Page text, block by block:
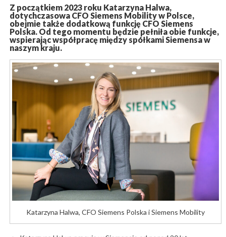
Z początkiem 2023 roku Katarzyna Halwa,
dotychczasowa CFO Siemens Mobility w Polsce,
obejmie także dodatkową funkcję CFO Siemens
Polska. Od tego momentu będzie pełniła obie funkcje,
wspierając współpracę między spółkami Siemensa w
naszym kraju.
Katarzyna Halwa, CFO Siemens Polska i Siemens Mobility